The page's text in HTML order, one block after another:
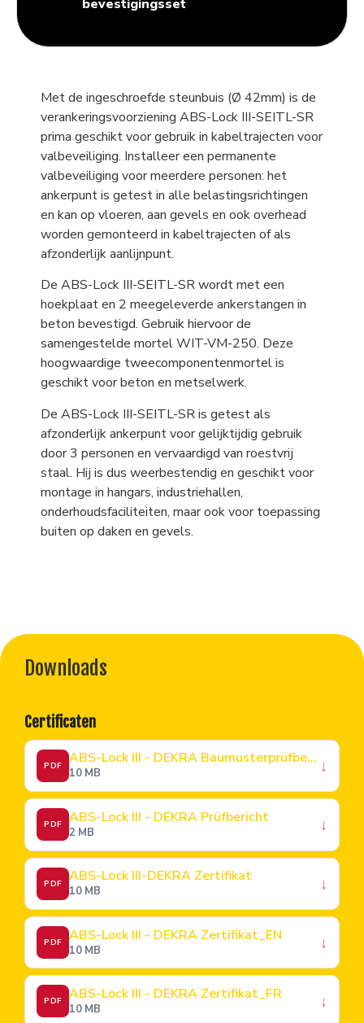
bevestigingsset
Met de ingeschroefde steunbuis (Ø 42mm) is de
verankeringsvoorziening ABS-Lock III-SEITL-SR
prima geschikt voor gebruik in kabeltrajecten voor
valbeveiliging. Installeer een permanente
valbeveiliging voor meerdere personen: het
ankerpunt is getest in alle belastingsrichtingen
en kan op vloeren, aan gevels en ook overhead
worden gemonteerd in kabeltrajecten of als
afzonderlijk aanlijnpunt.
De ABS-Lock III-SEITL-SR wordt met een
hoekplaat en 2 meegeleverde ankerstangen in
beton bevestigd. Gebruik hiervoor de
samengestelde mortel WIT-VM-250. Deze
hoogwaardige tweecomponentenmortel is
geschikt voor beton en metselwerk.
De ABS-Lock III-SEITL-SR is getest als
afzonderlijk ankerpunt voor gelijktijdig gebruik
door 3 personen en vervaardigd van roestvrij
staal. Hij is dus weerbestendig en geschikt voor
montage in hangars, industriehallen,
onderhoudsfaciliteiten, maar ook voor toepassing
buiten op daken en gevels.
Downloads
Certificaten
PDF ABS-Lock III - DEKRA Baumusterprüfbescheinigung
10 MB ↓
PDF ABS-Lock III - DEKRA Prüfbericht
2 MB ↓
PDF ABS-Lock III-DEKRA Zertifikat
10 MB ↓
PDF ABS-Lock III - DEKRA Zertifikat_EN
10 MB ↓
PDF ABS-Lock III - DEKRA Zertifikat_FR
10 MB ↓